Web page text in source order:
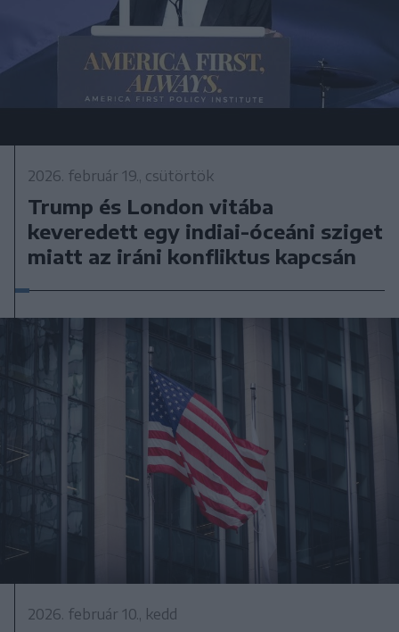
2026. február 19., csütörtök
Trump és London vitába
keveredett egy indiai-óceáni sziget
miatt az iráni konfliktus kapcsán
2026. február 10., kedd